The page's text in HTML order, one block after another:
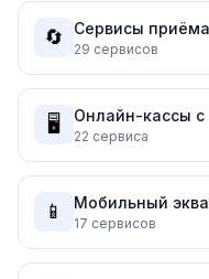
🔄 Сервисы
29 сервисов
🖥️ Онлайн-кассы с
22 сервиса
📱 Мобильный
17 сервисов